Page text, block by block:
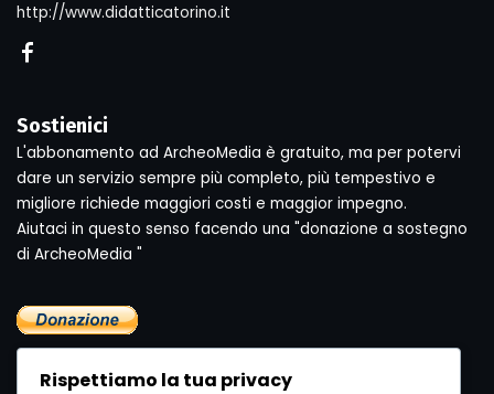
http://www.didatticatorino.it
Sostienici
L'abbonamento ad ArcheoMedia è gratuito, ma per potervi
dare un servizio sempre più completo, più tempestivo e
migliore richiede maggiori costi e maggior impegno.
Aiutaci in questo senso facendo una "donazione a sostegno
di ArcheoMedia "
Rispettiamo la tua privacy